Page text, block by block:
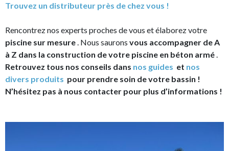
Trouvez un distributeur près de chez vous !
Rencontrez nos experts proches de vous et élaborez votre
piscine sur mesure. Nous saurons vous accompagner de A
à Z dans la construction de votre piscine en béton armé.
Retrouvez tous nos conseils dans nos guides et nos
divers produits pour prendre soin de votre bassin !
N’hésitez pas à nous contacter pour plus d’informations !